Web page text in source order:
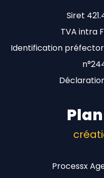
Siret
TVA intra
Identification
Processx